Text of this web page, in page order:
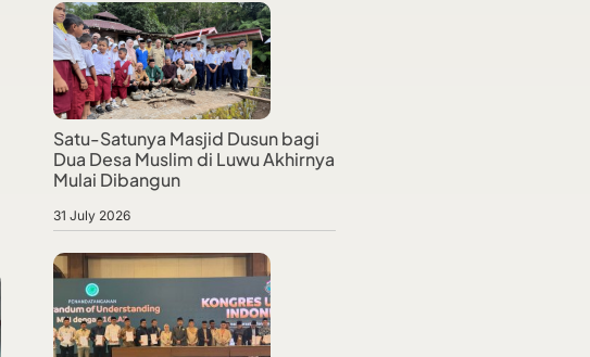
Satu-Satunya Masjid Dusun bagi
Dua Desa Muslim di Luwu Akhirnya
Mulai Dibangun
31 July 2026